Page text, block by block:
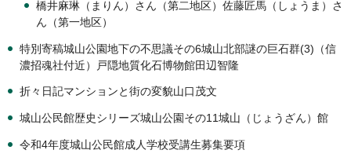
橋井麻琳（まりん）さん（第二地区）佐藤匠馬（しょうま）さ
ん（第一地区）
特別寄稿城山公園地下の不思議その6城山北部謎の巨石群(3)（信
濃招魂社付近）戸隠地質化石博物館田辺智隆
折々日記マンションと街の変貌山口茂文
城山公民館歴史シリーズ城山公園その11城山（じょうざん）館
令和4年度城山公民館成人学校受講生募集要項